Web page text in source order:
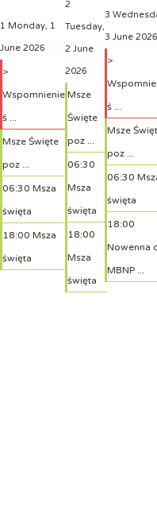
1 Monday, 1
June 2026
>
Wspomnienie
ś ...
Msze Święte
poz ...
06:30 Msza
święta
18:00 Msza
święta
2
Tuesday,
2 June
2026
Msze
Święte
poz ...
06:30
Msza
święta
18:00
Msza
święta
3
3 June 2026
>
ś ...
Msze
poz ...
06:30
święta
18:00
Nowenna
MBNP ...